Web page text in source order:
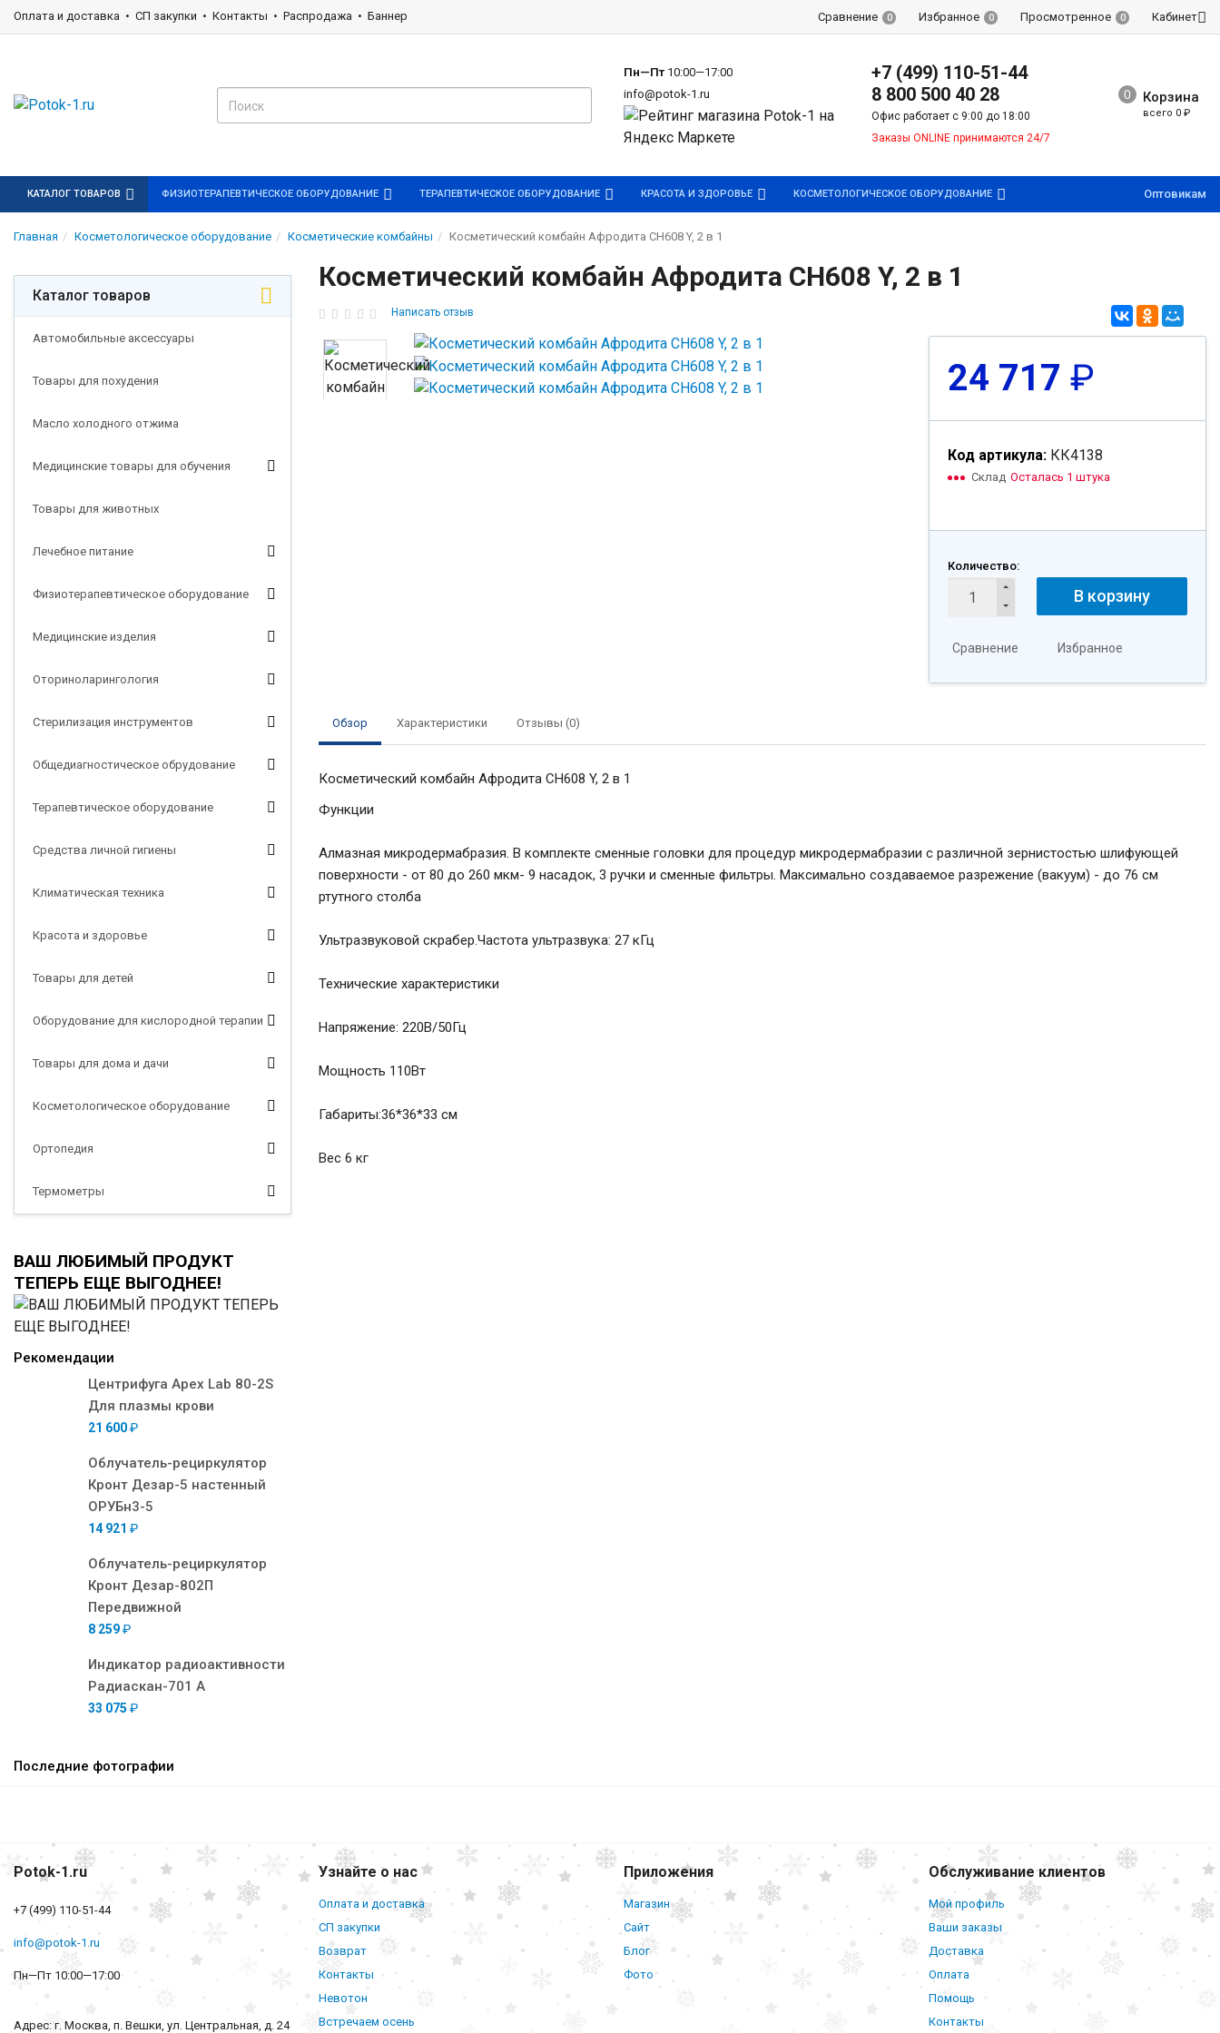
Оплата и доставка СП закупки Контакты Распродажа Баннер Сравнение 0 Избранное 0 Просмотренное 0 Кабинет
Пн—Пт10:00—17:00
info@potok-1.ru
+7 (499) 110-51-44
8 800 500 40 28
Офис работает с 9:00 до 18:00
Заказы ONLINE принимаются 24/7
Корзина
всего 0 ₽
КАТАЛОГ ТОВАРОВ ФИЗИОТЕРАПЕВТИЧЕСКОЕ ОБОРУДОВАНИЕ ТЕРАПЕВТИЧЕСКОЕ ОБОРУДОВАНИЕ КРАСОТА И ЗДОРОВЬЕ КОСМЕТОЛОГИЧЕСКОЕ ОБОРУДОВАНИЕ Оптовикам
Главная Косметологическое оборудование Косметические комбайны Косметический комбайн Афродита СН608 Y, 2 в 1
Каталог товаров
Автомобильные аксессуары
Товары для похудения
Масло холодного отжима
Медицинские товары для обучения
Товары для животных
Лечебное питание
Физиотерапевтическое оборудование
Медицинские изделия
Оториноларингология
Стерилизация инструментов
Общедиагностическое обрудование
Терапевтическое оборудование
Средства личной гигиены
Климатическая техника
Красота и здоровье
Товары для детей
Оборудование для кислородной терапии
Товары для дома и дачи
Косметологическое оборудование
Ортопедия
Термометры
ВАШ ЛЮБИМЫЙ ПРОДУКТ
ТЕПЕРЬ ЕЩЕ ВЫГОДНЕЕ!
Рекомендации
Центрифуга Apex Lab 80-2S
Для плазмы крови
21 600₽
Облучатель-рециркулятор
Кронт Дезар-5 настенный
ОРУБн3-5
14 921 ₽
Облучатель-рециркулятор
Кронт Дезар-802П
Передвижной
8 259₽
Индикатор радиоактивности
Радиаскан-701 А
33 075 ₽
Последние фотографии
Косметический комбайн Афродита СН608 Y, 2 в 1
Написать отзыв
24 717 ₽
Код артикула: КК4138
Склад Осталась 1 штука
Количество:
В корзину
Сравнение Избранное
Обзор Характеристики Отзывы (0)
Косметический комбайн Афродита СН608 Y, 2 в 1
Функции
Алмазная микродермабразия. В комплекте сменные головки для процедур микродермабразии с различной зернистостью шлифующей
поверхности - от 80 до 260 мкм- 9 насадок, 3 ручки и сменные фильтры. Максимально создаваемое разрежение (вакуум) - до 76 см
ртутного столба
Ультразвуковой скрабер.Частота ультразвука: 27 кГц
Технические характеристики
Напряжение: 220В/50Гц
Мощность 110Вт
Габариты:36*36*33 см
Вес 6 кг
Potok-1.ru
+7 (499) 110-51-44
info@potok-1.ru
Пн—Пт 10:00—17:00
Адрес: г. Москва, п. Вешки, ул. Центральная, д. 24
Узнайте о нас
Оплата и доставка
СП закупки
Возврат
Контакты
Невотон
Встречаем осень
Приложения
Магазин
Сайт
Блог
Фото
Обслуживание клиентов
Мой профиль
Ваши заказы
Доставка
Оплата
Помощь
Контакты